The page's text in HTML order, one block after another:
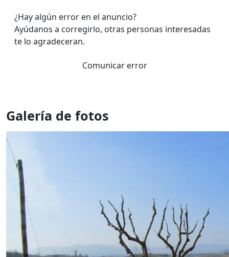
¿Hay algún error en el anuncio?
Ayúdanos a corregirlo, otras personas interesadas
te lo agradeceran.
Comunicar error
Galería de fotos